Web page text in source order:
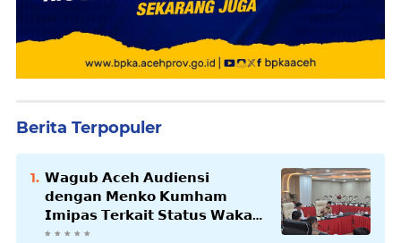
Berita Terpopuler
𝗪𝗮𝗴𝘂𝗯 𝗔𝗰𝗲𝗵 𝗔𝘂𝗱𝗶𝗲𝗻𝘀𝗶
𝗱𝗲𝗻𝗴𝗮𝗻 𝗠𝗲𝗻𝗸𝗼 𝗞𝘂𝗺𝗵𝗮𝗺
𝗜𝗺𝗶𝗽𝗮𝘀 𝗧𝗲𝗿𝗸𝗮𝗶𝘁 𝗦𝘁𝗮𝘁𝘂𝘀 𝗪𝗮𝗸𝗮𝗳
𝗕𝗹𝗮𝗻𝗴𝗽𝗮𝗱𝗮𝗻𝗴